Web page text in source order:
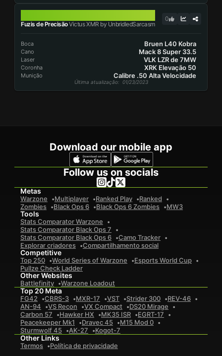
Fuzis de PrecisãoVictus XMR by UnbridledSarcasm
0
Boca Bruen L40 Kobra
Cano Mack 8 Super 33.5
Laser VLK LZR de 7MW
Coronha XRK Elevação 50
Munição Calibre .50 Alta Velocidade
Última atualização: 01/23/2023
Download our mobile app
Follow us on socials
Metas
Warzone Multiplayer Ranked Play
Ranked
Zombies
Black Ops 6 Black Ops 6 Zombies MW3
Tools
Stats Comparator Warzone
Stats Comparator Black Ops 7
Stats Comparator Black Ops 6
Camo Tracker
Explorar criadores
Compartilhamento social
Competitive
Top 250 World Series of Warzone
Esports World Cup
Pullze Check Ladder
Other Websites
Battlefinity Warzone Loadout
Top 20 Meta
FG42 CBRS-3 MXR-17 VST Strider 300
REV-46
AN-94
VS Recon VX Compact
DS20 Mirage
Carbon 57
Hawker HX MK35 ISR
EGRT-17
Peacekeeper Mk1
Dravec 45
M15 Mod 0
Sturmwolf 45
AK-27 Kogot-7
Other Links
Termos Política de privacidade